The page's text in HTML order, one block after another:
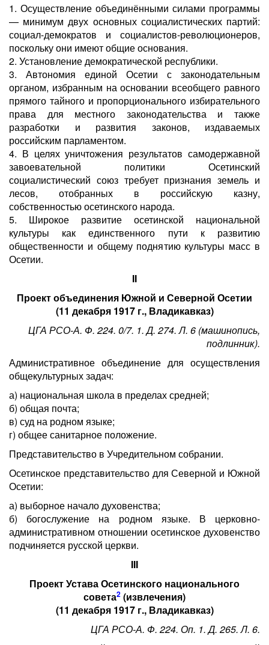
1. Осуществление объединёнными силами программы
— минимум двух основных социалистических партий:
социал-демократов и социалистов-революционеров,
поскольку они имеют общие основания.
2. Установление демократической республики.
3. Автономия единой Осетии с законодательным
органом, избранным на основании всеобщего равного
прямого тайного и пропорционального избирательного
права для местного законодательства и также
разработки и развития законов, издаваемых
российским парламентом.
4. В целях уничтожения результатов самодержавной
завоевательной политики Осетинский
социалистический союз требует признания земель и
лесов, отобранных в российскую казну,
собственностью осетинского народа.
5. Широкое развитие осетинской национальной
культуры как единственного пути к развитию
общественности и общему поднятию культуры масс в
Осетии.
II
Проект объединения Южной и Северной Осетии
(11 декабря 1917 г., Владикавказ)
ЦГА РСО-А. Ф. 224. 0/7. 1. Д. 274. Л. 6 (машинопись,
подлинник).
Административное объединение для осуществления
общекультурных задач:
а) национальная школа в пределах средней;
б) общая почта;
в) суд на родном языке;
г) общее санитарное положение.
Представительство в Учредительном собрании.
Осетинское представительство для Северной и Южной
Осетии:
а) выборное начало духовенства;
б) богослужение на родном языке. В церковно-
административном отношении осетинское духовенство
подчиняется русской церкви.
III
Проект Устава Осетинского национального
совета2 (извлечения)
(11 декабря 1917 г., Владикавказ)
ЦГА РСО-А. Ф. 224. Оп. 1. Д. 265. Л. 6.